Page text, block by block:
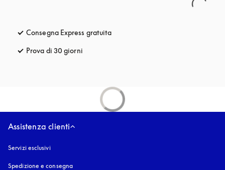
Consegna Express gratuita
Prova di 30 giorni
Assistenza clienti
Servizi esclusivi
Spedizione e consegna